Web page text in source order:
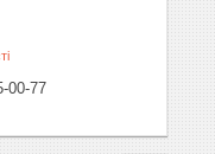
00-77